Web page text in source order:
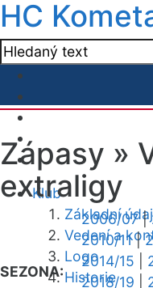
HC
Klub
Základní
Vedení a
Logo
Historie
Zápasy »
extraligy
SEZONA:
2006/07|
2010/11|
2014/15
2018/19